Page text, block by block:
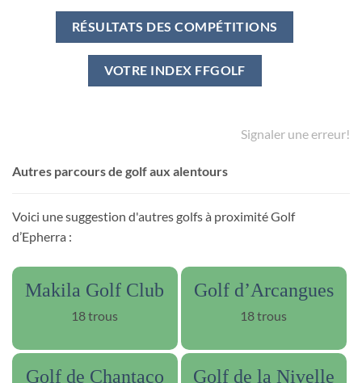
RÉSULTATS DES COMPÉTITIONS
VOTRE INDEX FFGOLF
Signaler une erreur!
Autres parcours de golf aux alentours
Voici une suggestion d'autres golfs à proximité Golf
d’Epherra :
Makila Golf Club
18 trous
Golf d’Arcangues
18 trous
Golf de Chantaco Golf de la Nivelle